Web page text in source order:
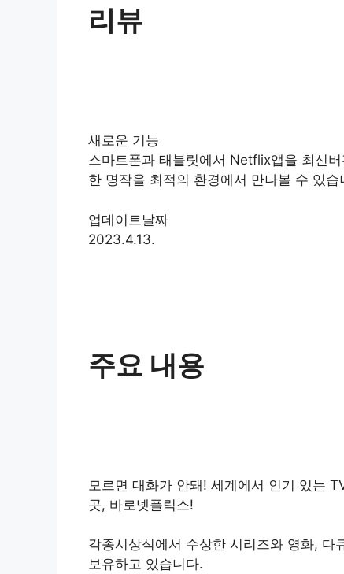
리뷰
새로운 기능
스마트폰과 태블릿에서 Netflix앱을 최신
한 명작을 최적의 환경에서 만나볼 수 있습
업데이트날짜
2023.4.13.
주요 내용
모르면 대화가 안돼! 세계에서 인기 있는
곳, 바로넷플릭스!
각종시상식에서 수상한 시리즈와 영화,
보유하고 있습니다.